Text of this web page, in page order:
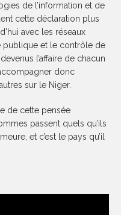
de l’information et de
cette déclaration plus
avec les réseaux
publique et le contrôle de
l’affaire de chacun
donc
sur le Niger.
de cette pensée
passent quels qu’ils
et c’est le pays qu’il